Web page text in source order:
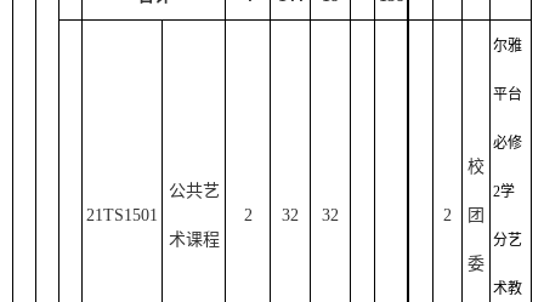
21TS1501
公共艺
术课程
2 32 32 2
校
团
委
尔雅
平台
必修
2学
分艺
术教